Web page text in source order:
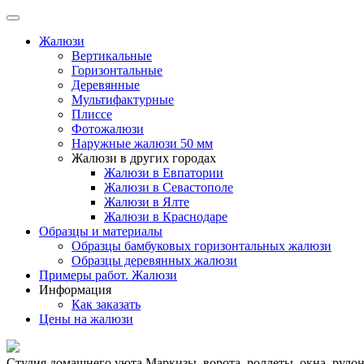
Жалюзи
Вертикальные
Горизонтальные
Деревянные
Мультифактурные
Плиссе
Фотожалюзи
Наружные жалюзи 50 мм
Жалюзи в других городах
Жалюзи в Евпатории
Жалюзи в Севастополе
Жалюзи в Ялте
Жалюзи в Краснодаре
Образцы и материалы
Образцы бамбуковых горизонтальных жалюзи
Образцы деревянных жалюзи
Примеры работ. Жалюзи
Информация
Как заказать
Цены на жалюзи